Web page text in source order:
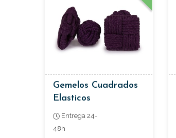
Gemelos Cuadrados
Elasticos
Entrega 24-
48h